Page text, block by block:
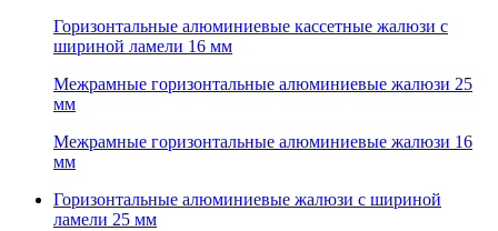
Горизонтальные алюминиевые кассетные жалюзи с
шириной ламели 16 мм
Межрамные горизонтальные алюминиевые жалюзи 25
мм
Межрамные горизонтальные алюминиевые жалюзи 16
мм
Горизонтальные алюминиевые жалюзи с шириной
ламели 25 мм